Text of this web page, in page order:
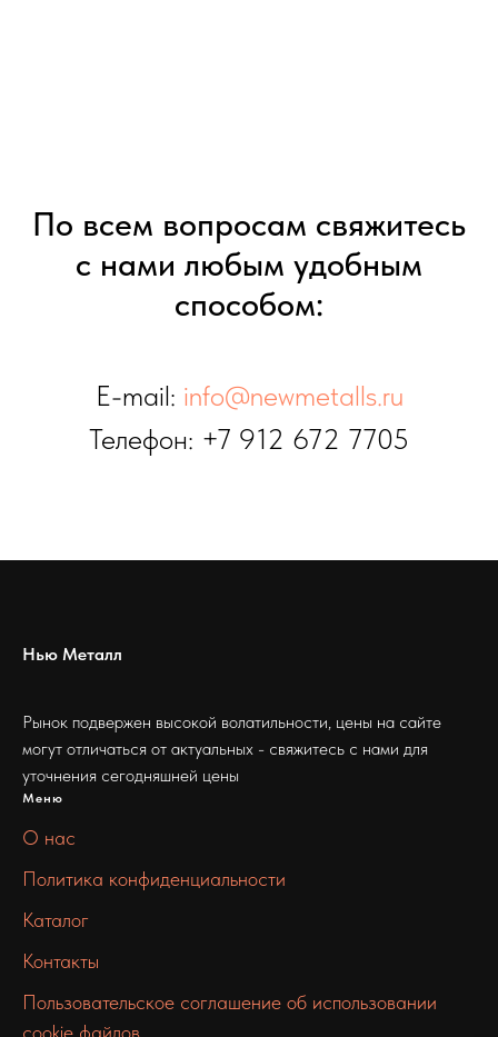
По всем вопросам свяжитесь
с нами любым удобным
способом:
E-mail: info@newmetalls.ru
Телефон: +7 912 672 7705
Нью Металл
Рынок подвержен высокой волатильности, цены на сайте
могут отличаться от актуальных - свяжитесь с нами для
уточнения сегодняшней цены
Меню
О нас
Политика конфиденциальности
Каталог
Контакты
Пользовательское соглашение об использовании
cookie файлов